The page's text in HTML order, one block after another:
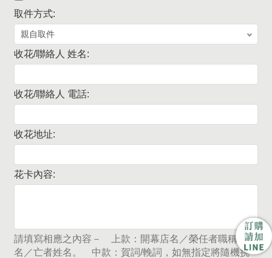
取件方式:
收花/聯絡人 姓名:
收花/聯絡人 電話:
收花地址:
花卡內容:
請填寫相應之內容－ 上款：開幕店名／榮任者職稱及姓
名／亡者姓名。 中款：賀詞/輓詞，如無指定將隨機挑